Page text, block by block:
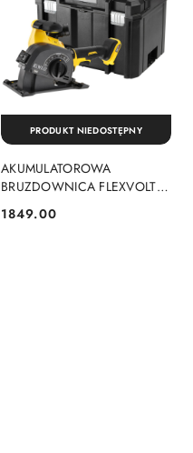
AKUMULATOROWA
BRUZDOWNICA FLEXVOLT
54V WALIZKA DeWalt
DCG200NT
Cena:
1849.00
PRODUKT NIEDOSTĘPNY